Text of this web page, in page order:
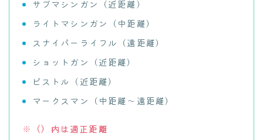
サブマシンガン（近距離）
ライトマシンガン（中距離）
スナイパーライフル（遠距離）
ショットガン（近距離）
ピストル（近距離）
マークスマン（中距離～遠距離）
※（）内は適正距離